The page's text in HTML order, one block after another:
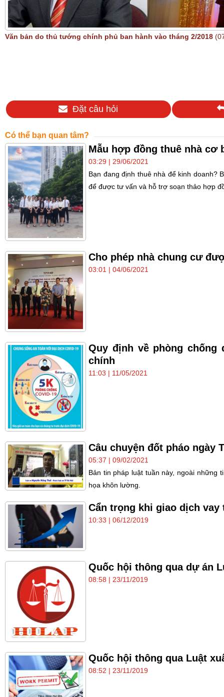
Văn bản do thủ tướng chính phủ ban hành vào tháng 2/2018
Đặt câu hỏi
Có thể bạn quan tâm?
Mẫu hợp đồng thuê nhà cơ
03:29 | 29/06/2021
Bạn đang định thuê nhà để kinh doanh?
để được tư vấn và hỗ trợ soạn thảo hợp
Cho phép nhà chung cư
03:01 | 04/06/2021
Quy định về phòng chống
chính
11:03 | 11/05/2021
Câu chuyện đốt pháo ngày
05:37 | 09/02/2021
Bản tin pháp luật tuần này, ngoài những
họa khôn lường.
Cẩn trọng khi giao dịch
10:33 | 06/12/2019
Quốc hội thông qua dự án
08:58 | 23/11/2019
Quốc hội thông qua Luật
08:52 | 23/11/2019